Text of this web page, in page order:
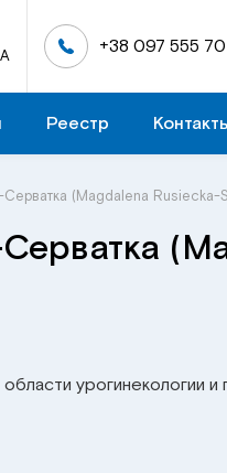
+38 097 555
Реестр
(Magdalena Rusiecka-
урогинекологии и